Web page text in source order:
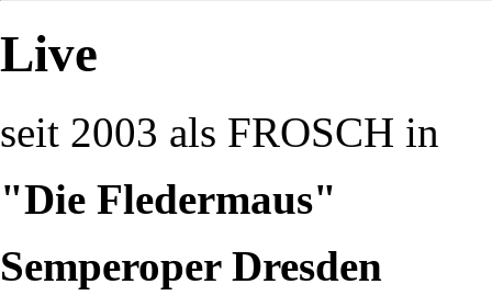
Live
seit 2003 als FROSCH in
"Die Fledermaus"
Semperoper Dresden